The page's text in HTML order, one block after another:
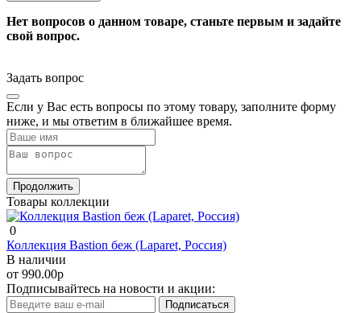
Нет вопросов о данном товаре, станьте первым и задайте
свой вопрос.
Задать вопрос
Если у Вас есть вопросы по этому товару, заполните форму
ниже, и мы ответим в ближайшее время.
Продолжить
Товары коллекции
0
Коллекция Bastion беж (Laparet, Россия)
В наличии
от 990.00р
Подписывайтесь на новости и акции:
Подписаться